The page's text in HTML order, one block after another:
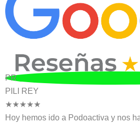
PR
PILI REY
★★★★★
Hoy hemos ido a Podoactiva y nos